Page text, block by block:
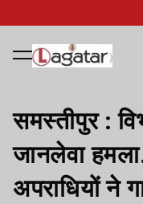
समस्तीपुर :
जानलेवा
अपराधियों ने